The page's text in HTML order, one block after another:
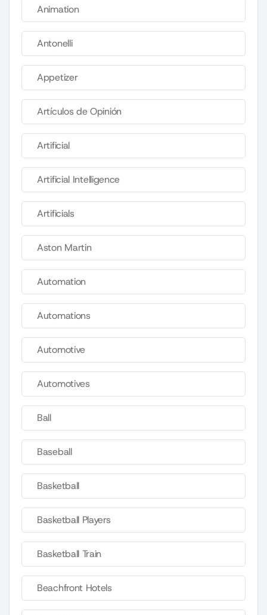
Animation
Antonelli
Appetizer
Artículos de Opinión
Artificial
Artificial Intelligence
Artificials
Aston Martin
Automation
Automations
Automotive
Automotives
Ball
Baseball
Basketball
Basketball Players
Basketball Train
Beachfront Hotels